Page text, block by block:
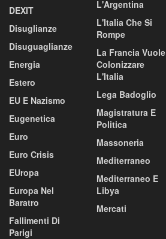
DEXIT
Disuglianze
Disuguaglianze
Energia
Estero
EU E Nazismo
Eugenetica
Euro
Euro Crisis
EUropa
Europa Nel
Baratro
Fallimenti Di
Parigi
L'Argentina
L'Italia Che Si
Rompe
La Francia Vuole
Colonizzare
L'Italia
Lega Badoglio
Magistratura E
Politica
Massoneria
Mediterraneo
Mediterraneo E
Libya
Mercati